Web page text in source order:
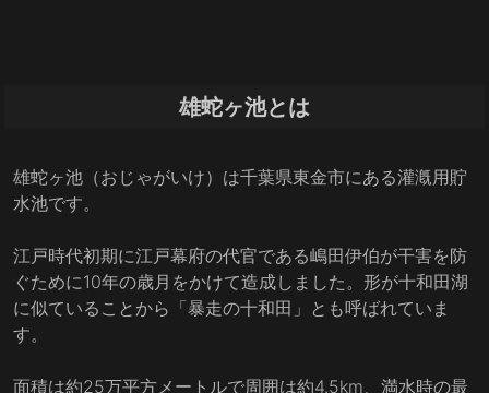
雄蛇ヶ池とは
雄蛇ヶ池（おじゃがいけ）は千葉県東金市にある灌漑用貯
水池です。
江戸時代初期に江戸幕府の代官である嶋田伊伯が干害を防
ぐために10年の歳月をかけて造成しました。形が十和田湖
に似ていることから「暴走の十和田」とも呼ばれていま
す。
面積は約25万平方メートルで周囲は約4.5km、満水時の最